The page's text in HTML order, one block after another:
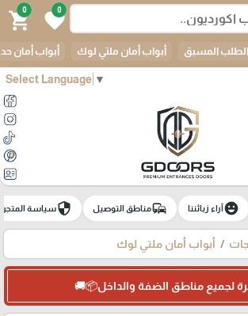
Select Language ▼
0
favorite
0
shopping_cart
المسبق أبواب أمان ملتي لوك أبواب أمان
emoji_emotionsآراء زبائننا commuteمناطق التوصيل securityسياسة المتجر
أبواب أمان ملتي لوك
لجميع مناطق الضفة والداخل📦🚚